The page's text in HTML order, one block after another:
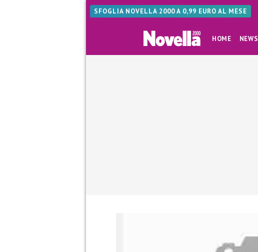
SFOGLIA NOVELLA 2000 A 0,99 EURO AL MESE
HOME NEWS